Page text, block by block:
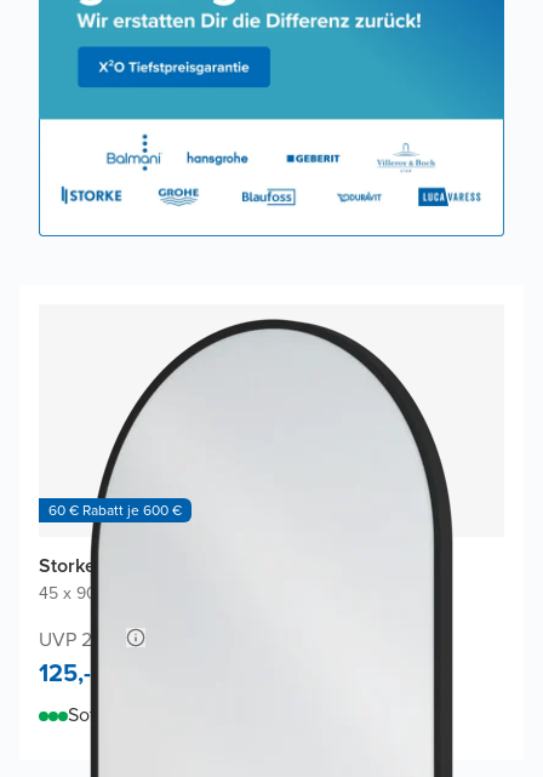
60 € Rabatt je 600 €
Storke Nero Badspiegel
45 x 90 cm
UVP 250,-
125,-
Sofort lieferbar